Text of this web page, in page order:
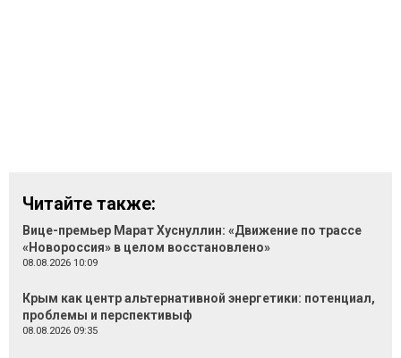
Читайте также:
Вице-премьер Марат Хуснуллин: «Движение по трассе
«Новороссия» в целом восстановлено»
08.08.2026 10:09
Крым как центр альтернативной энергетики: потенциал,
проблемы и перспективыф
08.08.2026 09:35